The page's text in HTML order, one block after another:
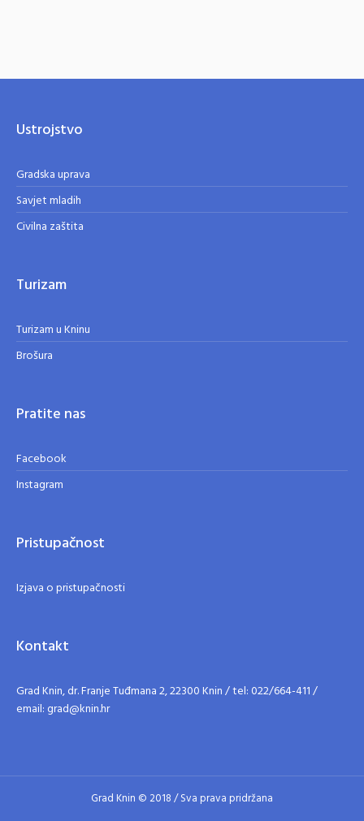
Ustrojstvo
Gradska uprava
Savjet mladih
Civilna zaštita
Turizam
Turizam u Kninu
Brošura
Pratite nas
Facebook
Instagram
Pristupačnost
Izjava o pristupačnosti
Kontakt
Grad Knin, dr. Franje Tuđmana 2, 22300 Knin / tel: 022/664-411 /
email: grad@knin.hr
Grad Knin © 2018 / Sva prava pridržana